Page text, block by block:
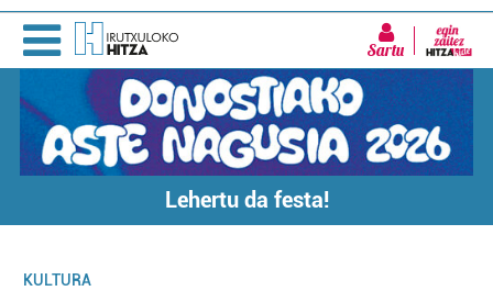
Sartu
Lehertu da festa!
KULTURA